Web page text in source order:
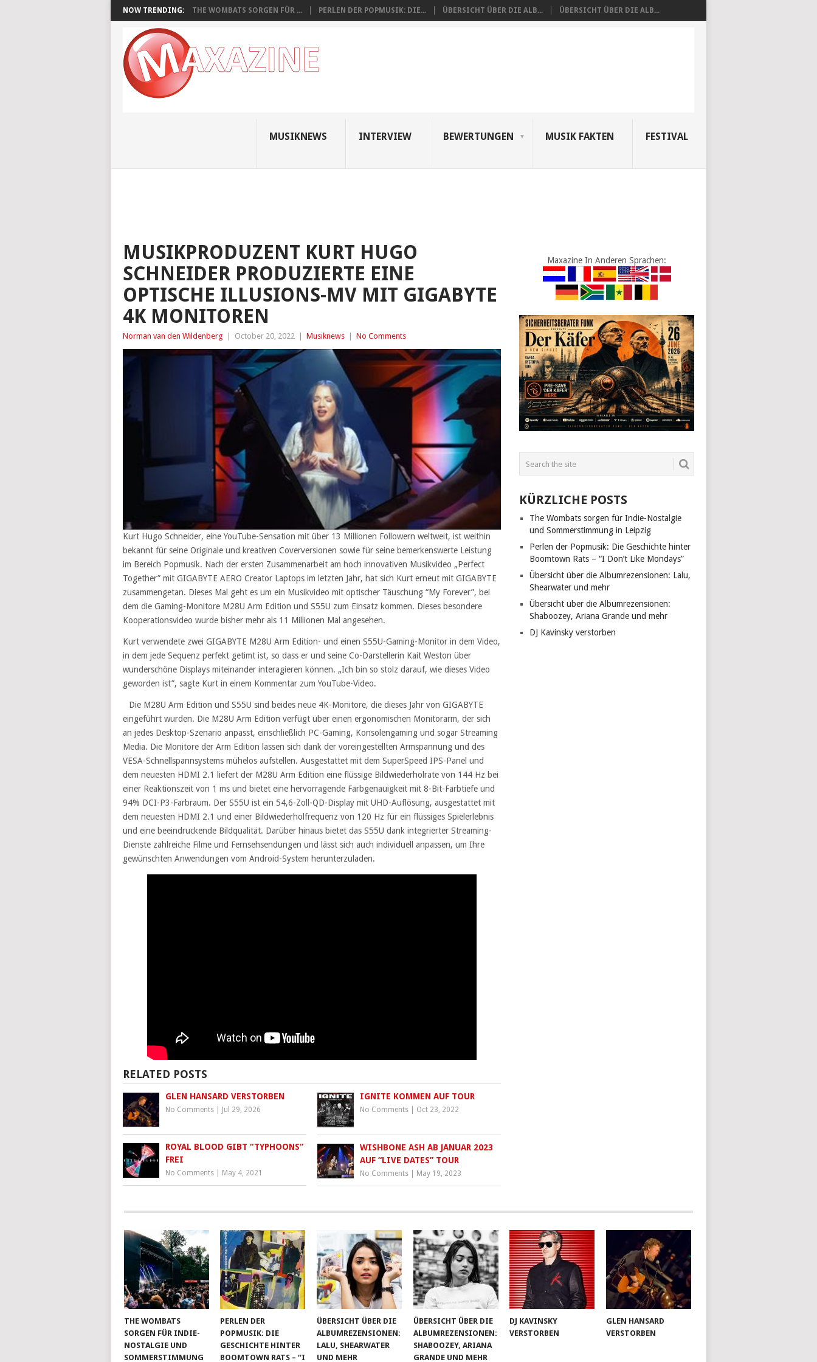
NOW TRENDING: THE WOMBATS SORGEN FÜR ... PERLEN DER POPMUSIK: DIE... ÜBERSICHT ÜBER DIE ALB... ÜBERSICHT ÜBER DIE ALB...
MUSIKNEWS INTERVIEW BEWERTUNGEN MUSIK FAKTEN FESTIVAL
MUSIKPRODUZENT KURT HUGO
SCHNEIDER PRODUZIERTE EINE
OPTISCHE ILLUSIONS-MV MIT GIGABYTE
4K MONITOREN
Norman van den Wildenberg October 20, 2022 Musiknews No Comments
Kurt Hugo Schneider, eine YouTube-Sensation mit über 13 Millionen Followern weltweit, ist weithin
bekannt für seine Originale und kreativen Coverversionen sowie für seine bemerkenswerte Leistung
im Bereich Popmusik. Nach der ersten Zusammenarbeit am hoch innovativen Musikvideo „Perfect
Together” mit GIGABYTE AERO Creator Laptops im letzten Jahr, hat sich Kurt erneut mit GIGABYTE
zusammengetan. Dieses Mal geht es um ein Musikvideo mit optischer Täuschung “My Forever”, bei
dem die Gaming-Monitore M28U Arm Edition und S55U zum Einsatz kommen. Dieses besondere
Kooperationsvideo wurde bisher mehr als 11 Millionen Mal angesehen.
Kurt verwendete zwei GIGABYTE M28U Arm Edition- und einen S55U-Gaming-Monitor in dem Video,
in dem jede Sequenz perfekt getimt ist, so dass er und seine Co-Darstellerin Kait Weston über
wunderschöne Displays miteinander interagieren können. „Ich bin so stolz darauf, wie dieses Video
geworden ist”, sagte Kurt in einem Kommentar zum YouTube-Video.
Die M28U Arm Edition und S55U sind beides neue 4K-Monitore, die dieses Jahr von GIGABYTE
eingeführt wurden. Die M28U Arm Edition verfügt über einen ergonomischen Monitorarm, der sich
an jedes Desktop-Szenario anpasst, einschließlich PC-Gaming, Konsolengaming und sogar Streaming
Media. Die Monitore der Arm Edition lassen sich dank der voreingestellten Armspannung und des
VESA-Schnellspannsystems mühelos aufstellen. Ausgestattet mit dem SuperSpeed IPS-Panel und
dem neuesten HDMI 2.1 liefert der M28U Arm Edition eine flüssige Bildwiederholrate von 144 Hz bei
einer Reaktionszeit von 1 ms und bietet eine hervorragende Farbgenauigkeit mit 8-Bit-Farbtiefe und
94% DCI-P3-Farbraum. Der S55U ist ein 54,6-Zoll-QD-Display mit UHD-Auflösung, ausgestattet mit
dem neuesten HDMI 2.1 und einer Bildwiederholfrequenz von 120 Hz für ein flüssiges Spielerlebnis
und eine beeindruckende Bildqualität. Darüber hinaus bietet das S55U dank integrierter Streaming-
Dienste zahlreiche Filme und Fernsehsendungen und lässt sich auch individuell anpassen, um Ihre
gewünschten Anwendungen vom Android-System herunterzuladen.
RELATED POSTS
GLEN HANSARD VERSTORBEN
No Comments Jul 29, 2026
IGNITE KOMMEN AUF TOUR
No Comments Oct 23, 2022
ROYAL BLOOD GIBT “TYPHOONS”
FREI
No Comments May 4, 2021
WISHBONE ASH AB JANUAR 2023
AUF “LIVE DATES” TOUR
No Comments May 19, 2023
Maxazine In Anderen Sprachen:
KÜRZLICHE POSTS
The Wombats sorgen für Indie-Nostalgie
und Sommerstimmung in Leipzig
Perlen der Popmusik: Die Geschichte hinter
Boomtown Rats – “I Don’t Like Mondays”
Übersicht über die Albumrezensionen: Lalu,
Shearwater und mehr
Übersicht über die Albumrezensionen:
Shaboozey, Ariana Grande und mehr
DJ Kavinsky verstorben
THE WOMBATS
SORGEN FÜR INDIE-
NOSTALGIE UND
SOMMERSTIMMUNG
PERLEN DER
POPMUSIK: DIE
GESCHICHTE HINTER
BOOMTOWN RATS – “I
ÜBERSICHT ÜBER DIE
ALBUMREZENSIONEN:
LALU, SHEARWATER
UND MEHR
ÜBERSICHT ÜBER DIE
ALBUMREZENSIONEN:
SHABOOZEY, ARIANA
GRANDE UND MEHR
DJ KAVINSKY
VERSTORBEN
GLEN HANSARD
VERSTORBEN